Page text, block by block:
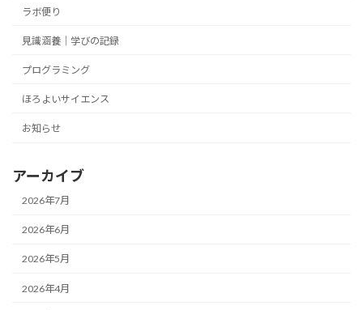
ラボ便り
見識涵養｜学びの記録
プログラミング
ほろよいサイエンス
お知らせ
アーカイブ
2026年7月
2026年6月
2026年5月
2026年4月